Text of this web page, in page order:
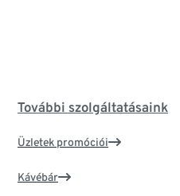
További szolgáltatásaink
Üzletek promóciói
Kávébár